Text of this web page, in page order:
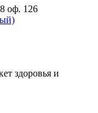
оф. 126
здоровья и